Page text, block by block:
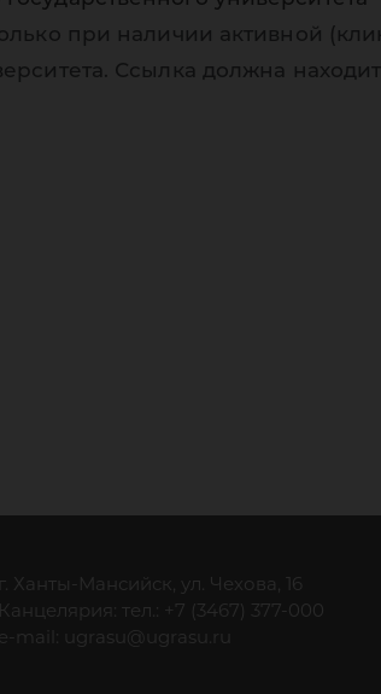
при наличии активной
Ссылка должна
г. Ханты-Мансийск, ул. Чехова, 16
Канцелярия: тел.: +7 (3467) 377-000
e-mail:
ugrasu@ugrasu.ru